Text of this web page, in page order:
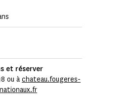
et réserver
ou à chateau.fougeres-